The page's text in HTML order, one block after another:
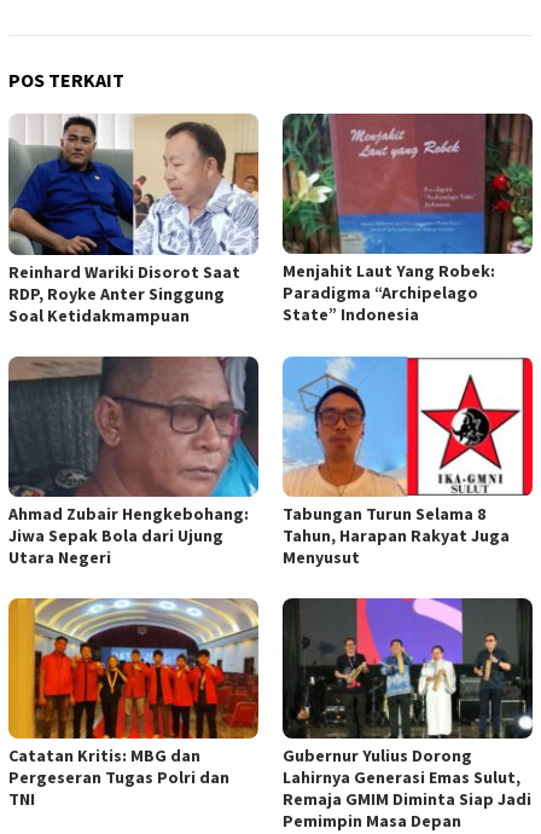
POS TERKAIT
Reinhard Wariki Disorot Saat
RDP, Royke Anter Singgung
Soal Ketidakmampuan
Menjahit Laut Yang Robek:
Paradigma “Archipelago
State” Indonesia
Ahmad Zubair Hengkebohang:
Jiwa Sepak Bola dari Ujung
Utara Negeri
Tabungan Turun Selama 8
Tahun, Harapan Rakyat Juga
Menyusut
Catatan Kritis: MBG dan
Pergeseran Tugas Polri dan
TNI
Gubernur Yulius Dorong
Lahirnya Generasi Emas Sulut,
Remaja GMIM Diminta Siap Jadi
Pemimpin Masa Depan